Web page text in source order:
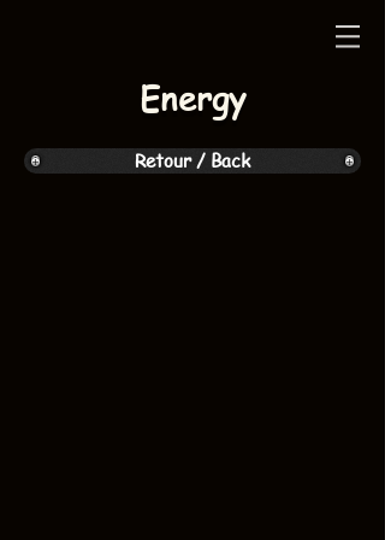
Energy
Retour / Back